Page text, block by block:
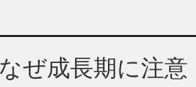
ぜ成長期に注意